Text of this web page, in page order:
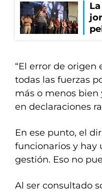
“El error de
todas las fuerzas
más o menos bien
en declaraciones
En ese punto, el
funcionarios y hay
gestión. Eso no
Al ser consultado